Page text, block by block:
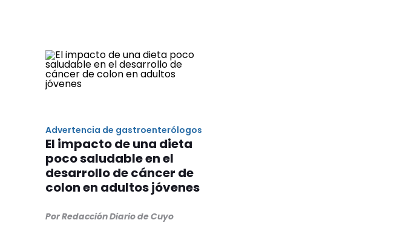
Advertencia de gastroenterólogos
El impacto de una dieta
poco saludable en el
desarrollo de cáncer de
colon en adultos jóvenes
Por Redacción Diario de Cuyo